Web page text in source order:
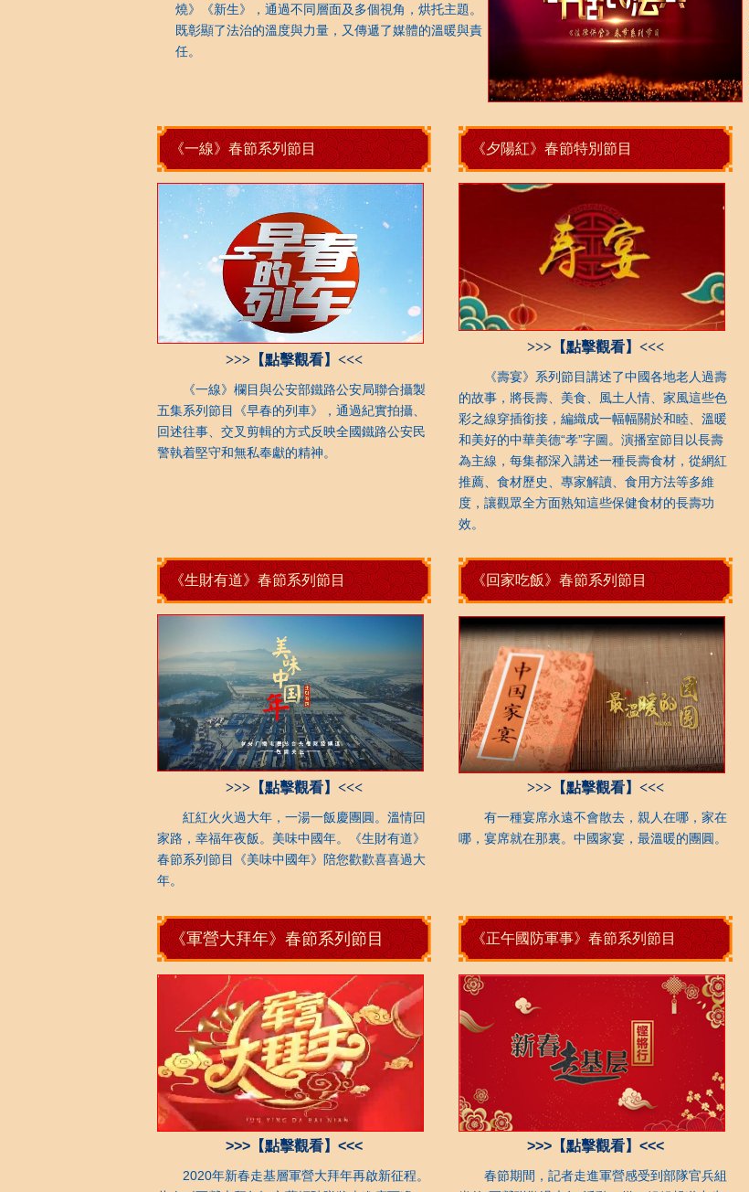
燒》《新生》，通過不同層面及多個視角，烘托主題。
既彰顯了法治的溫度與力量，又傳遞了媒體的溫暖與責
任。
《一線》春節系列節目
>>>【點擊觀看】<<<
《一線》欄目與公安部鐵路公安局聯合攝製
五集系列節目《早春的列車》，通過紀實拍攝、
回述往事、交叉剪輯的方式反映全國鐵路公安民
警執着堅守和無私奉獻的精神。
《生財有道》春節系列節目
>>>【點擊觀看】<<<
紅紅火火過大年，一湯一飯慶團圓。溫情回
家路，幸福年夜飯。美味中國年。《生財有道》
春節系列節目《美味中國年》陪您歡歡喜喜過大
年。
《軍營大拜年》春節系列節目
>>>【點擊觀看】<<<
2020年新春走基層軍營大拜年再啟新征程。
《夕陽紅》春節特別節目
>>>【點擊觀看】<<<
《壽宴》系列節目講述了中國各地老人過壽
的故事，將長壽、美食、風土人情、家風這些色
彩之線穿插銜接，編織成一幅幅關於和睦、溫暖
和美好的中華美德“孝”字圖。演播室節目以長壽
為主線，每集都深入講述一種長壽食材，從網紅
推薦、食材歷史、專家解讀、食用方法等多維
度，讓觀眾全方面熟知這些保健食材的長壽功
效。
《回家吃飯》春節系列節目
>>>【點擊觀看】<<<
有一種宴席永遠不會散去，親人在哪，家在
哪，宴席就在那裏。中國家宴，最溫暖的團圓。
《正午國防軍事》春節系列節目
>>>【點擊觀看】<<<
春節期間，記者走進軍營感受到部隊官兵組